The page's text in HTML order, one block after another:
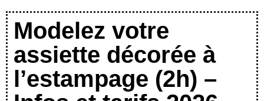
Modelez votre
assiette décorée à
l’estampage (2h) –